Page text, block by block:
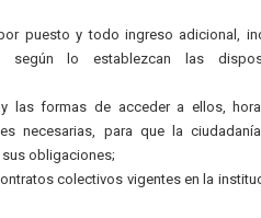
puesto y todo ingreso adicional,
según lo establezcan las
las formas de acceder a ellos,
necesarias, para que la
obligaciones;
colectivos vigentes en la